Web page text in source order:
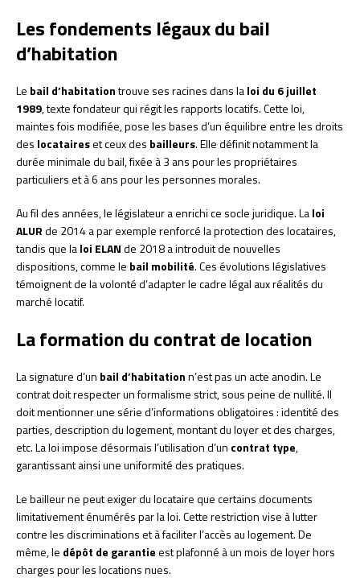
Les fondements légaux du bail
d’habitation
Le bail d’habitationtrouve ses racines dans laloi du 6 juillet
1989, texte fondateur qui régit les rapports locatifs. Cette loi,
maintes fois modifiée, pose les bases d’un équilibre entre les droits
des locataireset ceux des bailleurs. Elle définit notamment la
durée minimale du bail, fixée à 3 ans pour les propriétaires
particuliers et à 6 ans pour les personnes morales.
Au fil des années, le législateur a enrichi ce socle juridique. Laloi
ALURde 2014 a par exemple renforcé la protection des locataires,
tandis que laloi ELANde 2018 a introduit de nouvelles
dispositions, comme le bail mobilité. Ces évolutions législatives
témoignent de la volonté d’adapter le cadre légal aux réalités du
marché locatif.
La formation du contrat de location
La signature d’un bail d’habitationn’est pas un acte anodin. Le
contrat doit respecter un formalisme strict, sous peine de nullité. Il
doit mentionner une série d’informations obligatoires : identité des
parties, description du logement, montant du loyer et des charges,
etc. La loi impose désormais l’utilisation d’un contrat type,
garantissant ainsi une uniformité des pratiques.
Le bailleur ne peut exiger du locataire que certains documents
limitativement énumérés par la loi. Cette restriction vise à lutter
contre les discriminations et à faciliter l’accès au logement. De
même, le dépôt de garantieest plafonné à un mois de loyer hors
charges pour les locations nues.